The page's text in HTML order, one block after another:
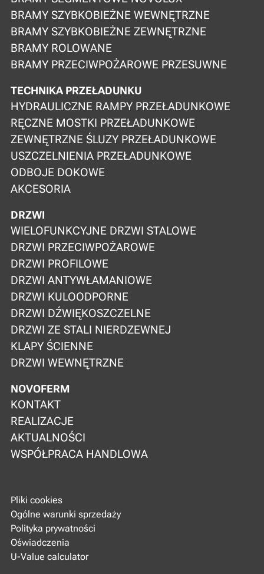
BRAMY SZYBKOBIEŻNE WEWNĘTRZNE
BRAMY SZYBKOBIEŻNE ZEWNĘTRZNE
BRAMY ROLOWANE
BRAMY PRZECIWPOŻAROWE PRZESUWNE
TECHNIKA PRZEŁADUNKU
HYDRAULICZNE RAMPY PRZEŁADUNKOWE
RĘCZNE MOSTKI PRZEŁADUNKOWE
ZEWNĘTRZNE ŚLUZY PRZEŁADUNKOWE
USZCZELNIENIA PRZEŁADUNKOWE
ODBOJE DOKOWE
AKCESORIA
DRZWI
WIELOFUNKCYJNE DRZWI STALOWE
DRZWI PRZECIWPOŻAROWE
DRZWI PROFILOWE
DRZWI ANTYWŁAMANIOWE
DRZWI KULOODPORNE
DRZWI DŹWIĘKOSZCZELNE
DRZWI ZE STALI NIERDZEWNEJ
KLAPY ŚCIENNE
DRZWI WEWNĘTRZNE
NOVOFERM
KONTAKT
REALIZACJE
AKTUALNOŚCI
WSPÓŁPRACA HANDLOWA
Pliki cookies
Ogólne warunki sprzedaży
Polityka prywatności
Oświadczenia
U-Value calculator